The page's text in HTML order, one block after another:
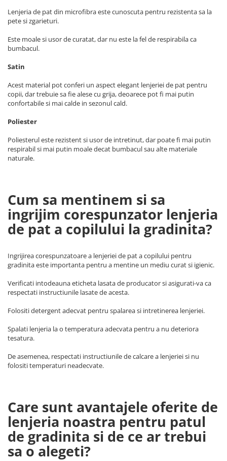
Lenjeria de pat din microfibra este cunoscuta pentru rezistenta sa la
pete si zgarieturi.
Este moale si usor de curatat, dar nu este la fel de respirabila ca
bumbacul.
Satin
Acest material pot conferi un aspect elegant lenjeriei de pat pentru
copii, dar trebuie sa fie alese cu grija, deoarece pot fi mai putin
confortabile si mai calde in sezonul cald.
Poliester
Poliesterul este rezistent si usor de intretinut, dar poate fi mai putin
respirabil si mai putin moale decat bumbacul sau alte materiale
naturale.
Cum sa mentinem si sa
ingrijim corespunzator lenjeria
de pat a copilului la gradinita?
Ingrijirea corespunzatoare a lenjeriei de pat a copilului pentru
gradinita este importanta pentru a mentine un mediu curat si igienic.
Verificati intodeauna eticheta lasata de producator si asigurati-va ca
respectati instructiunile lasate de acesta.
Folositi detergent adecvat pentru spalarea si intretinerea lenjeriei.
Spalati lenjeria la o temperatura adecvata pentru a nu deteriora
tesatura.
De asemenea, respectati instructiunile de calcare a lenjeriei si nu
folositi temperaturi neadecvate.
Care sunt avantajele oferite de
lenjeria noastra pentru patul
de gradinita si de ce ar trebui
sa o alegeti?